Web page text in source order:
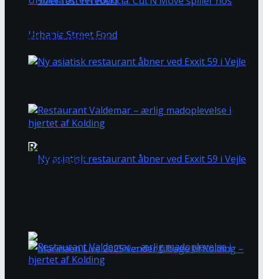
Food i Fredericia
Food i Fredericia
Restaurant i Kolding – her finder du byens
spisesteder